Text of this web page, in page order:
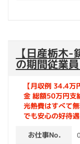
【日産栃木
の期間従業
【月収例 34.4万
金 総額50万円支
光熱費はすべて
でも安心の好待
お仕事No.